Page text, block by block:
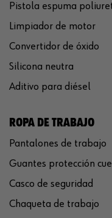
Pistola espuma
Limpiador de motor
Convertidor de óxido
Silicona neutra
Aditivo para diésel
ROPA DE TRABAJO
Pantalones de trabajo
Guantes protección
Casco de seguridad
Chaqueta de trabajo